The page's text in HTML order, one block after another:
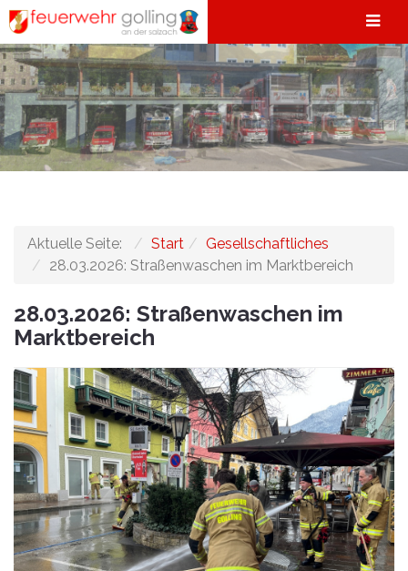
Aktuelle Seite: Start
Gesellschaftliches
28.03.2026: Straßenwaschen im Marktbereich
28.03.2026: Straßenwaschen im
Marktbereich